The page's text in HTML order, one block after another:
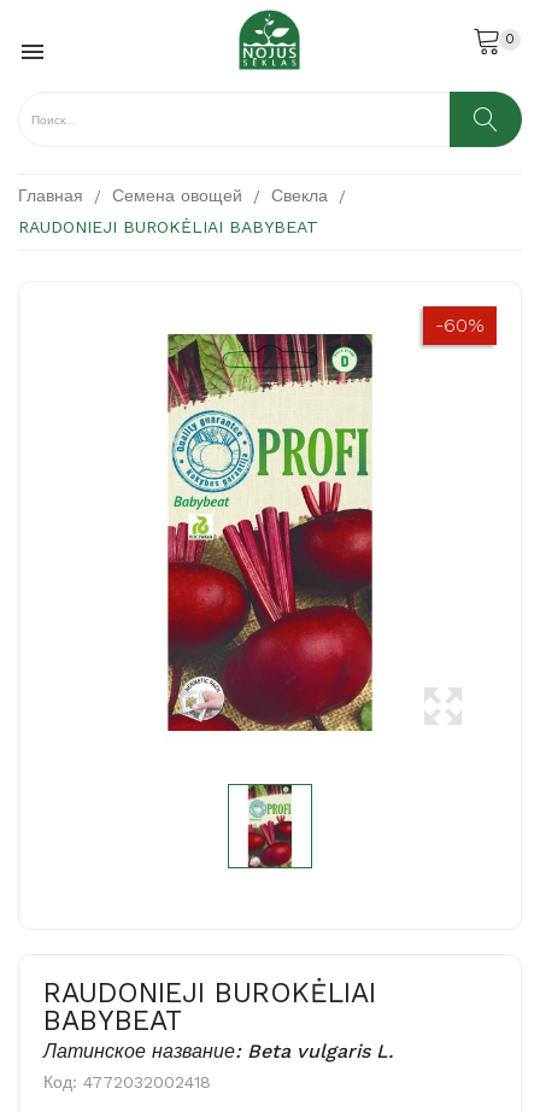
 0
Главная Семена овощей
Свекла
RAUDONIEJI BUROKĖLIAI BABYBEAT
-60%
RAUDONIEJI BUROKĖLIAI
BABYBEAT
Латинское название: Beta vulgaris L.
Код: 4772032002418